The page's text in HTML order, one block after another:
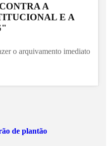
A
E A
o arquivamento imediato
de plantão